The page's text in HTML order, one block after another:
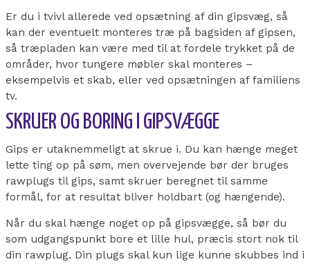
Er du i tvivl allerede ved opsætning af din gipsvæg, så
kan der eventuelt monteres træ på bagsiden af gipsen,
så træpladen kan være med til at fordele trykket på de
områder, hvor tungere møbler skal monteres –
eksempelvis et skab, eller ved opsætningen af familiens
tv.
SKRUER OG BORING I GIPSVÆGGE
Gips er utaknemmeligt at skrue i. Du kan hænge meget
lette ting op på søm, men overvejende bør der bruges
rawplugs til gips, samt skruer beregnet til samme
formål, for at resultat bliver holdbart (og hængende).
Når du skal hænge noget op på gipsvægge, så bør du
som udgangspunkt bore et lille hul, præcis stort nok til
din rawplug. Din plugs skal kun lige kunne skubbes ind i